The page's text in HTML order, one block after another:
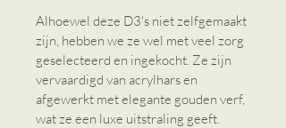
Alhoewel deze D3's niet zelfgemaakt
zijn, hebben we ze wel met veel zorg
geselecteerd en ingekocht. Ze zijn
vervaardigd van acrylhars en
afgewerkt met elegante gouden verf,
wat ze een luxe uitstraling geeft.